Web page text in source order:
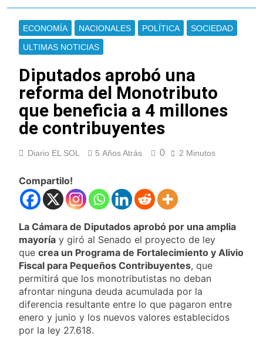
Gobierno debió
Incidentes frente al
Congreso durante la
protesta contra la
detenidos y
enfrentamientos
1 Día Atrás
suspender el juicio
contra Pity Alvarez
1 Día Atrás
67 barrios full LED en
Florencio Varela
2 Días Atrás
El temporal se
cuándo dejará de
2 Días Atrás
Propiedad Privada de
Milei
2 Días Atrás
Renunció el
Seguridad de
Quilmes, Hernán
Ocampo, tras la
difusión de chats
privados
2 Días Atrás
Candela Arizaga
confirmó que tuvo un
«brote psicótico» por
consumo con
Facundo Moyano
2 Días Atrás
La Libertad Avanza
consiguió la mayoría
y rechazó el pedido
del peronismo de
2 Días Atrás
Masiva movilización
ECONOMÍA NACIONALES POLÍTICA
SOCIEDAD
ULTIMAS NOTICIAS
Diputados aprobó una
reforma del Monotributo
que beneficia a 4 millones
de contribuyentes
Diario EL SOL 5 Años Atrás 0 2 Minutos
Compartilo!
La Cámara de Diputados aprobó por una amplia
mayoría y giró al Senado el proyecto de ley
que crea un Programa de Fortalecimiento y Alivio
Fiscal para Pequeños Contribuyentes, que
permitirá que los monotributistas no deban
afrontar ninguna deuda acumulada por la
diferencia resultante entre lo que pagaron entre
enero y junio y los nuevos valores establecidos
por la ley 27.618.